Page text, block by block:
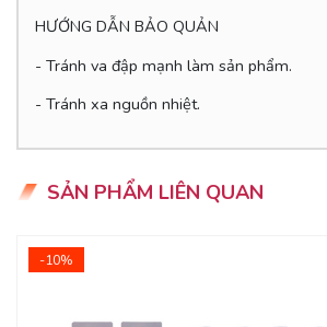
HƯỚNG DẪN BẢO QUẢN
- Tránh va đập mạnh làm sản phẩm.
- Tránh xa nguồn nhiệt.
SẢN PHẨM LIÊN QUAN
-10%